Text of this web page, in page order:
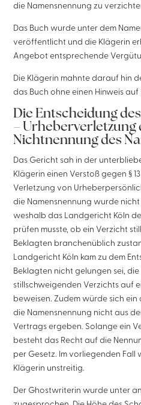
die Namensnennung zu
Das Buch wurde unter dem
veröffentlicht und die Klägerin
Angebot entsprechende
Die Klägerin mahnte darauf hin
das Buch ohne einen Hinweis auf
Die Entscheidung
– Urheberverletzung
Nichtnennung des
Das Gericht sah in der
Klägerin einen Verstoß gegen §
Verletzung von
die Namensnennung wurde
weshalb das Landgericht Köln
prüfen musste, ob ein Verzicht
Beklagten branchenüblich
Landgericht Köln kam zu dem
Beklagten nicht gelungen sei,
stillschweigenden Verzichts auf
beweisen. Zudem würde sich
die Namensnennung nicht aus
Vertrags ergeben. Solange ein
besteht das Recht auf die
per Gesetz. Im vorliegenden
Klägerin unstreitig.
Der Ghostwriterin wurde unter